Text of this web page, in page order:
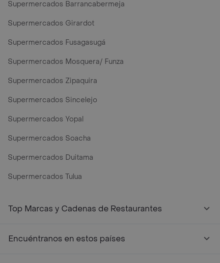
Supermercados Barrancabermeja
Supermercados Girardot
Supermercados Fusagasugá
Supermercados Mosquera/ Funza
Supermercados Zipaquira
Supermercados Sincelejo
Supermercados Yopal
Supermercados Soacha
Supermercados Duitama
Supermercados Tulua
Top Marcas y Cadenas de Restaurantes
Encuéntranos en estos países